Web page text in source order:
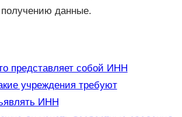
данные.
представляет собой ИНН
учреждения требуют
ИНН